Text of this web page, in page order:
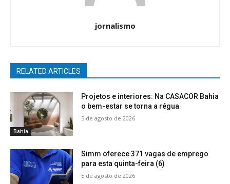
jornalismo
RELATED ARTICLES
Bahia
Projetos e interiores: Na CASACOR Bahia
o bem-estar se torna a régua
5 de agosto de 2026
Simm oferece 371 vagas de emprego
para esta quinta-feira (6)
5 de agosto de 2026